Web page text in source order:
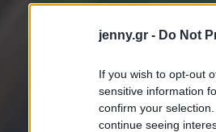
jenny.gr - Do Not
If you wish to opt-out
sensitive information
confirm your
continue seeing